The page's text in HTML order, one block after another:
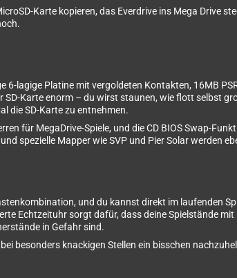
Karte kopieren, das Everdrive ins Mega Drive
lagige Platine mit vergoldeten Kontakten, 16MB
Karte enorm – du wirst staunen, wie flott selbst
die SD-Karte zu entnehmen.
für MegaDrive-Spiele, und die CD BIOS Swap-
spezielle Mapper wie SVP und Pier Solar werden
und du kannst direkt im laufenden
Echtzeituhr sorgt dafür, dass deine Spielstände
in Gefahr sind.
besonders knackigen Stellen ein bisschen